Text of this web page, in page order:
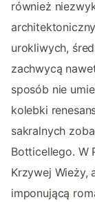
również
urokliwych,
zachwycą
sposób nie
kolebki
sakralnych
Botticellego. W
Krzywej Wieży,
imponującą